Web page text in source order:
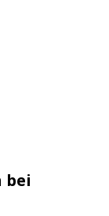
bei